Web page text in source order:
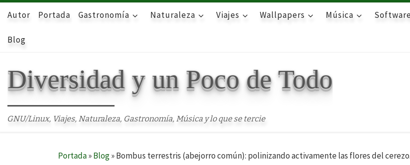
Skip to content
Autor Portada Gastronomía Naturaleza Viajes Wallpapers Música
Blog
Diversidad y un Poco de Todo
GNU/Linux, Viajes, Naturaleza, Gastronomía, Música y lo que se tercie
Portada»Blog»Bombus terrestris (abejorro común): polinizando activamente las flores del cerezo.